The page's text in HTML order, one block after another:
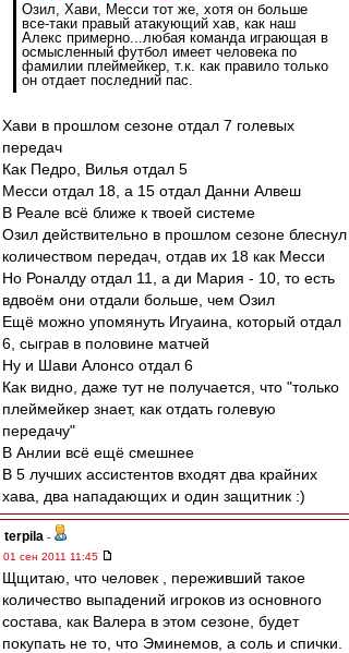
Озил, Хави, Месси тот же, хотя он больше
все-таки правый атакующий хав, как наш
Алекс примерно...любая команда играющая в
осмысленный футбол имеет человека по
фамилии плеймейкер, т.к. как правило только
он отдает последний пас.
Хави в прошлом сезоне отдал 7 голевых
передач
Как Педро, Вилья отдал 5
Месси отдал 18, а 15 отдал Данни Алвеш
В Реале всё ближе к твоей системе
Озил действительно в прошлом сезоне блеснул
количеством передач, отдав их 18 как Месси
Но Роналду отдал 11, а ди Мария - 10, то есть
вдвоём они отдали больше, чем Озил
Ещё можно упомянуть Игуаина, который отдал
6, сыграв в половине матчей
Ну и Шави Алонсо отдал 6
Как видно, даже тут не получается, что "только
плеймейкер знает, как отдать голевую
передачу"
В Анлии всё ещё смешнее
В 5 лучших ассистентов входят два крайних
хава, два нападающих и один защитник :)
terpila -
01 сен 2011 11:45
Щщитаю, что человек , переживший такое
количество выпадений игроков из основного
состава, как Валера в этом сезоне, будет
покупать не то, что Эминемов, а соль и спички.